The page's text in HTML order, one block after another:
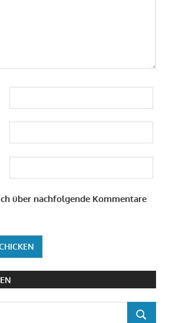
über nachfolgende Kommentare
SUCHEN